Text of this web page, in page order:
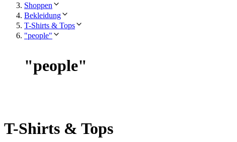
Shoppen
Bekleidung
T-Shirts & Tops
"people"
"people"
T-Shirts & Tops